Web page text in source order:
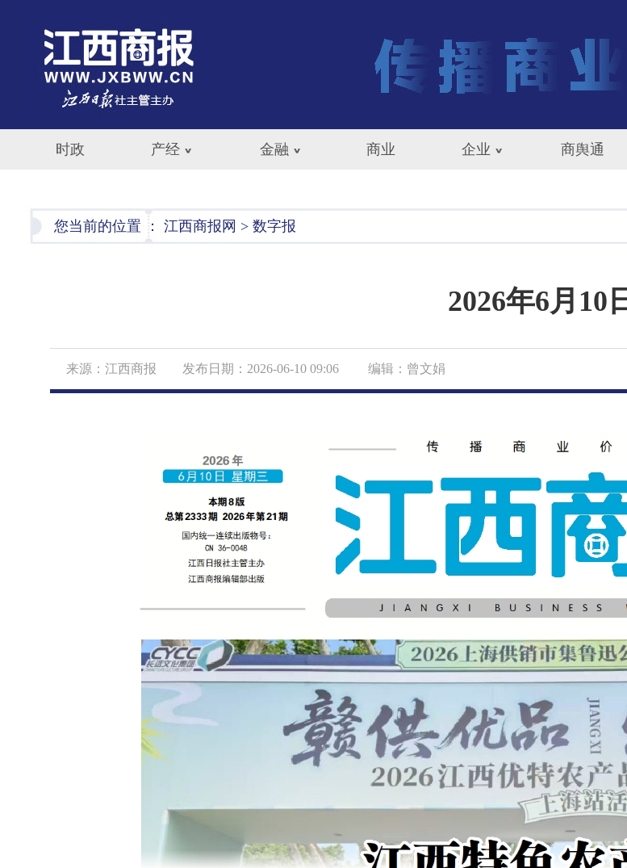
时政 产经 金融 商业 企业 商舆通
您当前的位置 ： 江西商报网 > 数字报
2026年6月10
来源：江西商报 发布日期：2026-06-10 09:06 编辑：曾文娟